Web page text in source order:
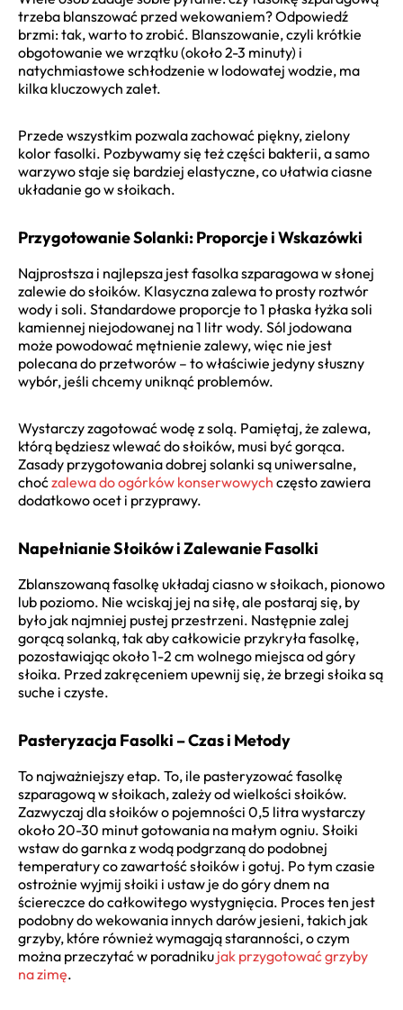
trzeba blanszować przed wekowaniem? Odpowiedź
brzmi: tak, warto to zrobić. Blanszowanie, czyli krótkie
obgotowanie we wrzątku (około 2-3 minuty) i
natychmiastowe schłodzenie w lodowatej wodzie, ma
kilka kluczowych zalet.
Przede wszystkim pozwala zachować piękny, zielony
kolor fasolki. Pozbywamy się też części bakterii, a samo
warzywo staje się bardziej elastyczne, co ułatwia ciasne
układanie go w słoikach.
Przygotowanie Solanki: Proporcje i Wskazówki
Najprostsza i najlepsza jest fasolka szparagowa w słonej
zalewie do słoików. Klasyczna zalewa to prosty roztwór
wody i soli. Standardowe proporcje to 1 płaska łyżka soli
kamiennej niejodowanej na 1 litr wody. Sól jodowana
może powodować mętnienie zalewy, więc nie jest
polecana do przetworów – to właściwie jedyny słuszny
wybór, jeśli chcemy uniknąć problemów.
Wystarczy zagotować wodę z solą. Pamiętaj, że zalewa,
którą będziesz wlewać do słoików, musi być gorąca.
Zasady przygotowania dobrej solanki są uniwersalne,
choćzalewa do ogórków konserwowych często zawiera
dodatkowo ocet i przyprawy.
Napełnianie Słoików i Zalewanie Fasolki
Zblanszowaną fasolkę układaj ciasno w słoikach, pionowo
lub poziomo. Nie wciskaj jej na siłę, ale postaraj się, by
było jak najmniej pustej przestrzeni. Następnie zalej
gorącą solanką, tak aby całkowicie przykryła fasolkę,
pozostawiając około 1-2 cm wolnego miejsca od góry
słoika. Przed zakręceniem upewnij się, że brzegi słoika są
suche i czyste.
Pasteryzacja Fasolki – Czas i Metody
To najważniejszy etap. To, ile pasteryzować fasolkę
szparagową w słoikach, zależy od wielkości słoików.
Zazwyczaj dla słoików o pojemności 0,5 litra wystarczy
około 20-30 minut gotowania na małym ogniu. Słoiki
wstaw do garnka z wodą podgrzaną do podobnej
temperatury co zawartość słoików i gotuj. Po tym czasie
ostrożnie wyjmij słoiki i ustaw je do góry dnem na
ściereczce do całkowitego wystygnięcia. Proces ten jest
podobny do wekowania innych darów jesieni, takich jak
grzyby, które również wymagają staranności, o czym
można przeczytać w poradniku jak przygotować grzyby
na zimę.